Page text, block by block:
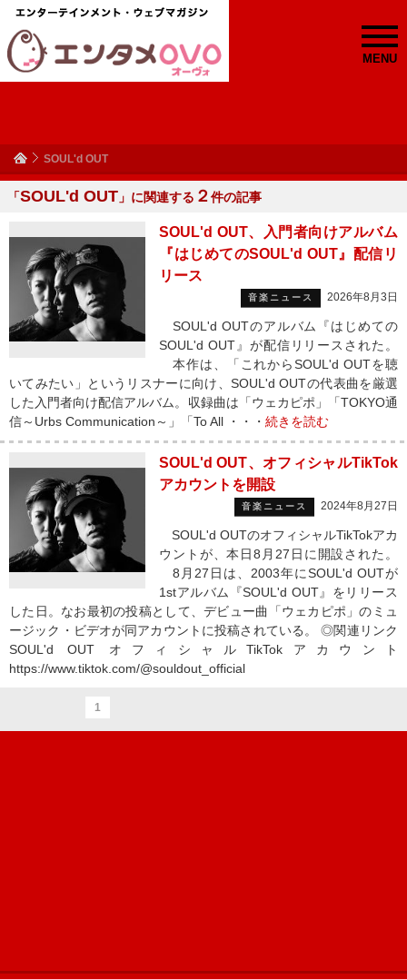
MENU
SOUL'd OUT
「SOUL'd OUT 」に関連する ２件の記事
SOUL'd OUT、入門者向けアルバム
『はじめてのSOUL'd OUT』配信リ
リース
音楽ニュース 2026年8月3日
SOUL'd OUTのアルバム『はじめての
SOUL'd OUT』が配信リリースされた。
本作は、「これからSOUL'd OUTを聴
いてみたい」というリスナーに向け、SOUL'd OUTの代表曲を厳選
した入門者向け配信アルバム。収録曲は「ウェカピポ」「TOKYO通
信～Urbs Communication～」「To All ・・・ 続きを読む
SOUL'd OUT、オフィシャルTikTok
アカウントを開設
音楽ニュース 2024年8月27日
SOUL'd OUTのオフィシャルTikTokアカ
ウントが、本日8月27日に開設された。
8月27日は、2003年にSOUL'd OUTが
1stアルバム『SOUL'd OUT』をリリース
した日。なお最初の投稿として、デビュー曲「ウェカピポ」のミュ
ージック・ビデオが同アカウントに投稿されている。 ◎関連リンク
SOUL'd OUT オフィシャルTikTokアカウント
https://www.tiktok.com/@souldout_official
1